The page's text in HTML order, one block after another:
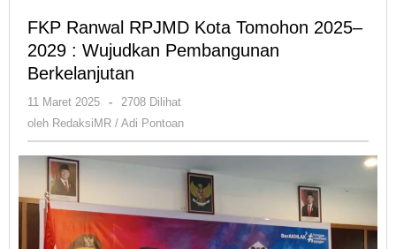
FKP Ranwal RPJMD Kota Tomohon 2025–
2029 : Wujudkan Pembangunan
Berkelanjutan
11 Maret 2025
oleh
RedaksiMR
-
2708 Dilihat
oleh RedaksiMR / Adi Pontoan